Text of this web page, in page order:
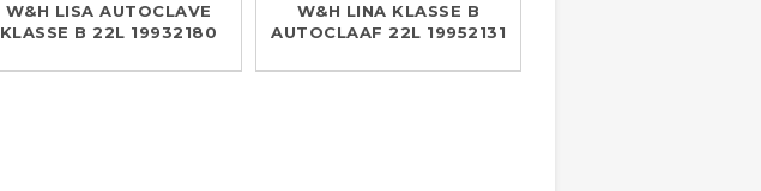
W&H LISA AUTOCLAVE
KLASSE B 22L 19932180
W&H LINA KLASSE B
AUTOCLAAF 22L 19952131